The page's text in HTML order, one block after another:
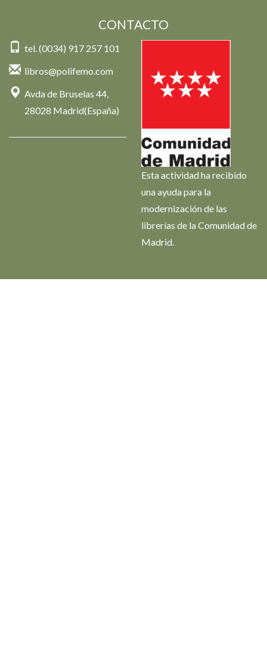
CONTACTO
tel. (0034) 917 257 101
libros@polifemo.com
Avda de Bruselas 44,
28028 Madrid(España)
Esta actividad ha recibido
una ayuda para la
modernización de las
librerías de la Comunidad de
Madrid.